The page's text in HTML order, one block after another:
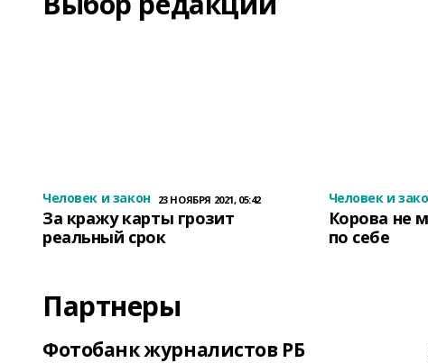
Человек и закон 23 НОЯБРЯ 2021, 05:42
За кражу карты грозит
реальный срок
Человек и
Корова не
по себе
Партнеры
Фотобанк журналистов РБ